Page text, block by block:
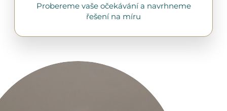
Probereme vaše očekávání a navrhneme
řešení na míru